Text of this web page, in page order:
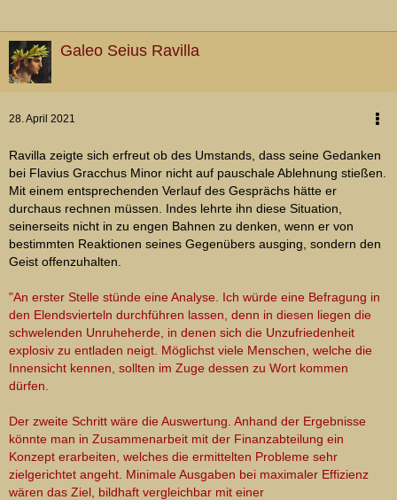
Galeo Seius Ravilla
28. April 2021
Ravilla zeigte sich erfreut ob des Umstands, dass seine Gedanken
bei Flavius Gracchus Minor nicht auf pauschale Ablehnung stießen.
Mit einem entsprechenden Verlauf des Gesprächs hätte er
durchaus rechnen müssen. Indes lehrte ihn diese Situation,
seinerseits nicht in zu engen Bahnen zu denken, wenn er von
bestimmten Reaktionen seines Gegenübers ausging, sondern den
Geist offenzuhalten.
"An erster Stelle stünde eine Analyse. Ich würde eine Befragung in
den Elendsvierteln durchführen lassen, denn in diesen liegen die
schwelenden Unruheherde, in denen sich die Unzufriedenheit
explosiv zu entladen neigt. Möglichst viele Menschen, welche die
Innensicht kennen, sollten im Zuge dessen zu Wort kommen
dürfen.
Der zweite Schritt wäre die Auswertung. Anhand der Ergebnisse
könnte man in Zusammenarbeit mit der Finanzabteilung ein
Konzept erarbeiten, welches die ermittelten Probleme sehr
zielgerichtet angeht. Minimale Ausgaben bei maximaler Effizienz
wären das Ziel, bildhaft vergleichbar mit einer